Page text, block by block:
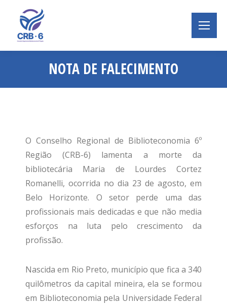
NOTA DE FALECIMENTO
Você está aqui:
O Conselho Regional de Biblioteconomia 6º
Região (CRB-6) lamenta a morte da
bibliotecária Maria de Lourdes Cortez
Romanelli, ocorrida no dia 23 de agosto, em
Belo Horizonte. O setor perde uma das
profissionais mais dedicadas e que não media
esforços na luta pelo crescimento da
profissão.
Nascida em Rio Preto, município que fica a 340
quilômetros da capital mineira, ela se formou
em Biblioteconomia pela Universidade Federal